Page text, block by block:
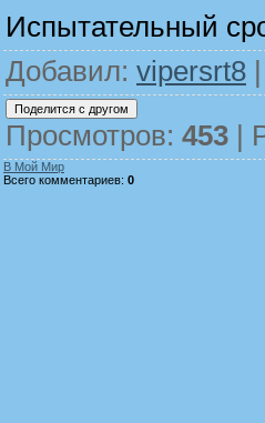
Испытательный
Добавил: vipersrt8 |
Просмотров: 453 |
В Мой Мир
Всего комментариев: 0